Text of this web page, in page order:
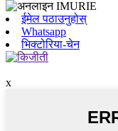
ईमेल पठाउनुहोस्
Whatsapp
भिक्टोरिया-चेन
x